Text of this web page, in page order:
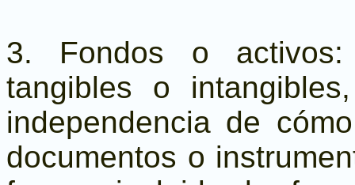
3. Fondos o
tangibles o
independencia de
documentos o